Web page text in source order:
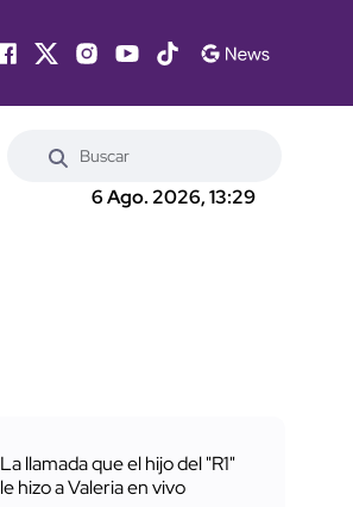
6 Ago. 2026, 13:29
La llamada que el hijo del "R1"
le hizo a Valeria en vivo